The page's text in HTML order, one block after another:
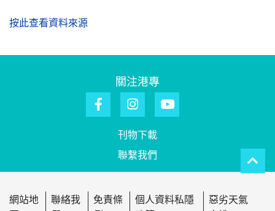
按此查看資料來源
關注港專
刊物下載
聯繫我們
網站地
聯絡我
免責條
個人資料私隱
惡劣天氣